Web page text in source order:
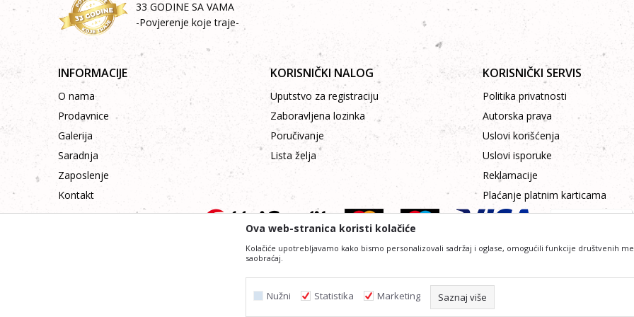
33 GODINE SA VAMA
-Povjerenje koje traje-
INFORMACIJE
O nama
Prodavnice
Galerija
Saradnja
Zaposlenje
Kontakt
KORISNIČKI NALOG
Uputstvo za registraciju
Zaboravljena lozinka
Poručivanje
Lista želja
KORISNIČKI SERVIS
Politika privatnosti
Autorska prava
Uslovi korišćenja
Uslovi isporuke
Reklamacije
Plaćanje platnim karticama
Nastojimo da budemo što precizniji i profesionalniji u opisu proizvoda, prikazu slika i samih cijena, ali ne možemo
Svi artikli prikazani na sajtu su dio naše ponude i ne podrazumjeva da su dostupni u svakom trenutku. Raspoloživost možete provjeriti
Ova web-stranica koristi kolačiće
Kolačiće upotrebljavamo kako bismo personalizovali sadržaj i oglase, omogućili funkcije društvenih
saobraćaj.
Nužni Statistika Marketing Saznaj više